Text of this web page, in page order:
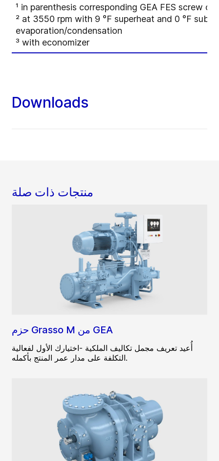
¹ in parenthesis corresponding GEA FES screw
² at 3550 rpm with 9 °F superheat and 0 °F
evaporation/condensation
³ with economizer
Downloads
منتجات ذات صلة
حزم Grasso M من GEA
أُعيد تعريف مجمل تكاليف الملكية -اختيارك الأول لفعالية
التكلفة على مدار عمر المنتج بأكمله.